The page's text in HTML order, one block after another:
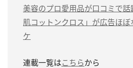
美容のプロ愛用品が口コミで
肌コットンクロス」が広告ほぼ
ケ
連載一覧はこちらから